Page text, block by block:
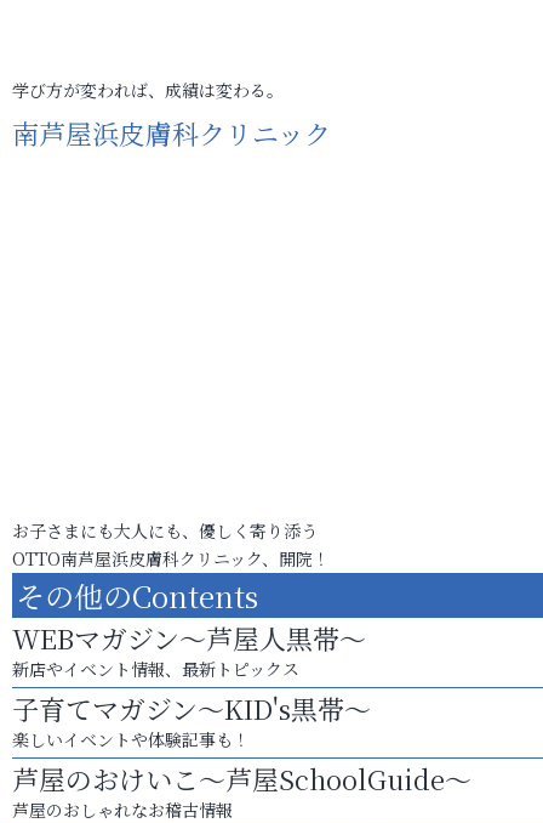
学び方が変われば、成績は変わる。
南芦屋浜皮膚科クリニック
お子さまにも大人にも、優しく寄り添う
OTTO南芦屋浜皮膚科クリニック、開院！
その他のContents
WEBマガジン～芦屋人黒帯～
新店やイベント情報、最新トピックス
子育てマガジン～KID's黒帯～
楽しいイベントや体験記事も！
芦屋のおけいこ～芦屋SchoolGuide～
芦屋のおしゃれなお稽古情報